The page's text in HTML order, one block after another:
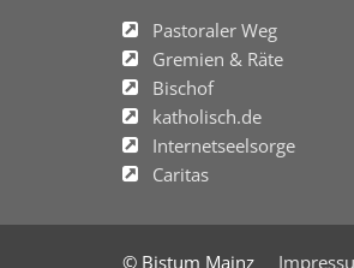
Pastoraler Weg
Gremien & Räte
Bischof
katholisch.de
Internetseelsorge
Caritas
© Bistum Mainz